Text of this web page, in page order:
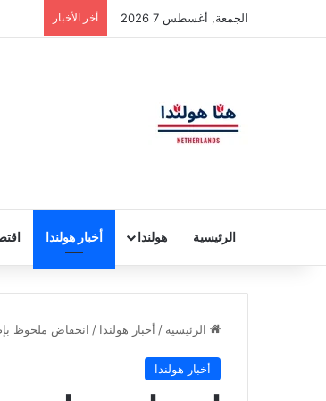
الجمعة, أغسطس 7 2026 أخر الأخبار
الرئيسية هولندا أخبار هولندا
الرئيسية / أخبار هولندا / انخفاض ملحوظ
أخبار هولندا